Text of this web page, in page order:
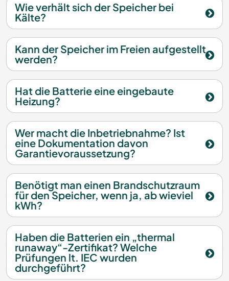
Wie verhält sich der Speicher bei
Kälte?
Kann der Speicher im Freien aufgestellt
werden?
Hat die Batterie eine eingebaute
Heizung?
Wer macht die Inbetriebnahme? Ist
eine Dokumentation davon
Garantievoraussetzung?
Benötigt man einen Brandschutzraum
für den Speicher, wenn ja, ab wieviel
kWh?
Haben die Batterien ein „thermal
runaway“-Zertifikat? Welche
Prüfungen lt. IEC wurden
durchgeführt?